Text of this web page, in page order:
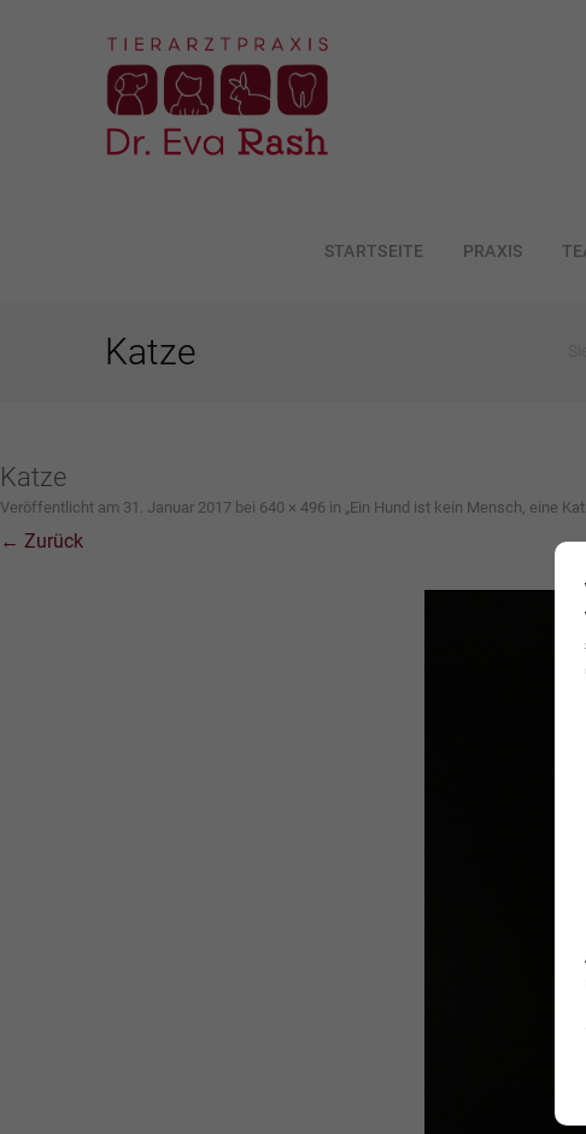
ZUM
STARTSEITE PRAXIS
Katze
Katze
Veröffentlicht am 31. Januar 2017 bei 640 × 496 in „Ein Hund ist kein Mensch, eine
← Zurück